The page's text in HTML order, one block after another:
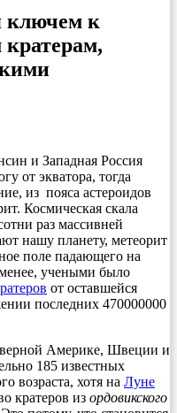
ключем к
и Западная Россия
от экватора, тогда
из пояса астероидов
Космическая скала
раз массивней
нашу планету, метеорит
поле падающего на
учеными было
от оставшейся
последних 470000000
Америке, Швеции и
185 известных
возраста, хотя на Луне
кратеров из ордовикского